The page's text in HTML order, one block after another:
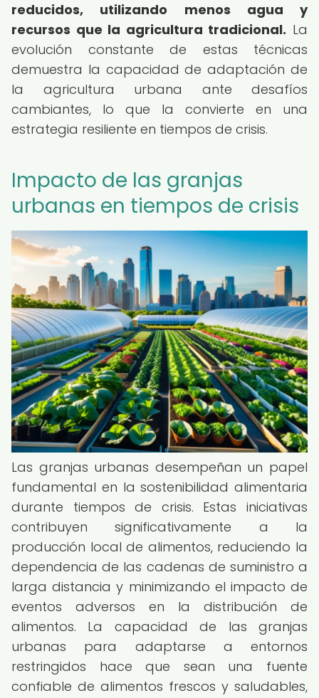
reducidos, utilizando menos agua y
recursos que la agricultura tradicional. La
evolución constante de estas técnicas
demuestra la capacidad de adaptación de
la agricultura urbana ante desafíos
cambiantes, lo que la convierte en una
estrategia resiliente en tiempos de crisis.
Impacto de las granjas
urbanas en tiempos de crisis
Las granjas urbanas desempeñan un papel
fundamental en la sostenibilidad alimentaria
durante tiempos de crisis. Estas iniciativas
contribuyen significativamente a la
producción local de alimentos, reduciendo la
dependencia de las cadenas de suministro a
larga distancia y minimizando el impacto de
eventos adversos en la distribución de
alimentos. La capacidad de las granjas
urbanas para adaptarse a entornos
restringidos hace que sean una fuente
confiable de alimentos frescos y saludables,